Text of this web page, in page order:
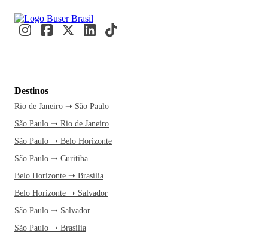
Destinos
Rio de Janeiro ➝ São Paulo
São Paulo ➝ Rio de Janeiro
São Paulo ➝ Belo Horizonte
São Paulo ➝ Curitiba
Belo Horizonte ➝ Brasília
Belo Horizonte ➝ Salvador
São Paulo ➝ Salvador
São Paulo ➝ Brasília